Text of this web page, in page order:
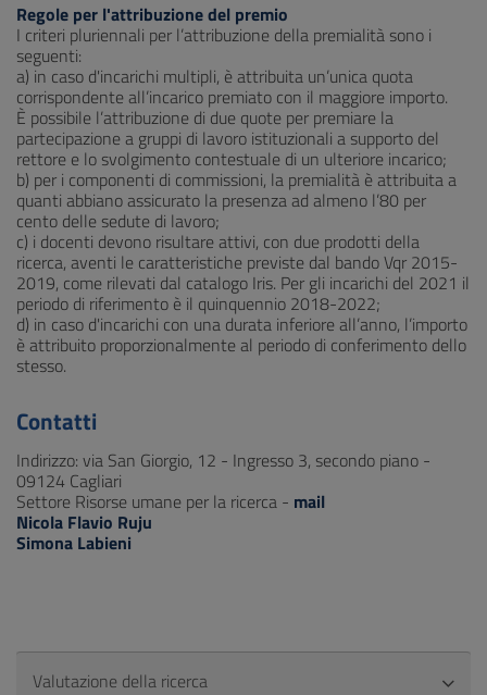
Regole per l'attribuzione del premio
I criteri pluriennali per l’attribuzione della premialità sono i
seguenti:
a) in caso d'incarichi multipli, è attribuita un’unica quota
corrispondente all’incarico premiato con il maggiore importo.
È possibile l’attribuzione di due quote per premiare la
partecipazione a gruppi di lavoro istituzionali a supporto del
rettore e lo svolgimento contestuale di un ulteriore incarico;
b) per i componenti di commissioni, la premialità è attribuita a
quanti abbiano assicurato la presenza ad almeno l’80 per
cento delle sedute di lavoro;
c) i docenti devono risultare attivi, con due prodotti della
ricerca, aventi le caratteristiche previste dal bando Vqr 2015-
2019, come rilevati dal catalogo Iris. Per gli incarichi del 2021 il
periodo di riferimento è il quinquennio 2018-2022;
d) in caso d'incarichi con una durata inferiore all’anno, l’importo
è attribuito proporzionalmente al periodo di conferimento dello
stesso.
Contatti
Indirizzo: via San Giorgio, 12 - Ingresso 3, secondo piano -
09124 Cagliari
Settore Risorse umane per la ricerca - mail
Nicola Flavio Ruju
Simona Labieni
Valutazione della ricerca